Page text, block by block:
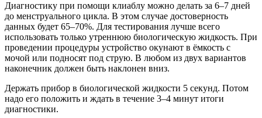
Диагностику при помощи клиаблу можно делать за 6–7 дней
до менструального цикла. В этом случае достоверность
данных будет 65–70%. Для тестирования лучше всего
использовать только утреннюю биологическую жидкость. При
проведении процедуры устройство окунают в ёмкость с
мочой или подносят под струю. В любом из двух вариантов
наконечник должен быть наклонен вниз.
Держать прибор в биологической жидкости 5 секунд. Потом
надо его положить и ждать в течение 3–4 минут итоги
диагностики.